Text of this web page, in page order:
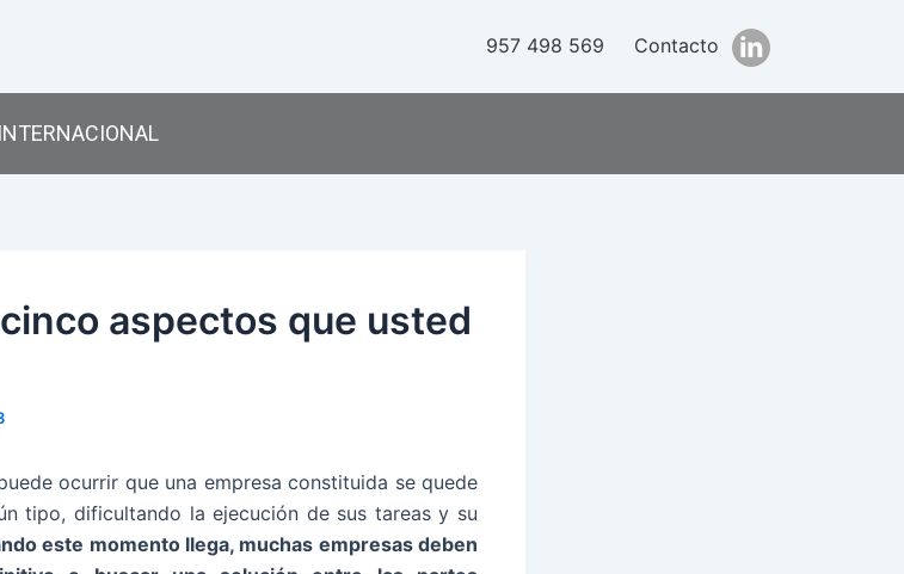
957 498 569 Contacto
INTERNACIONAL
aspectos que usted
ocurrir que una empresa constituida se quede
tipo, dificultando la ejecución de sus tareas y su
este momento llega, muchas empresas deben